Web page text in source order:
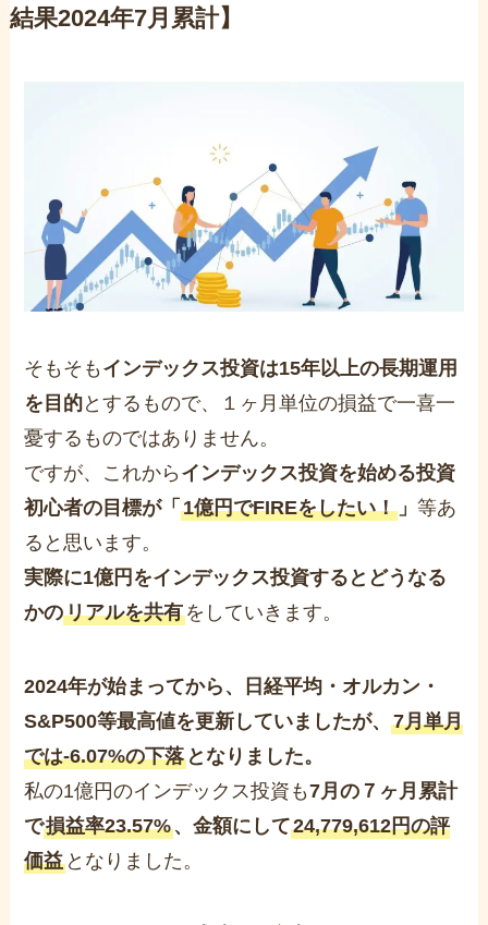
結果2024年7月累計】
そもそも インデックス投資は15年以上の長期運用
を目的とするもので、１ヶ月単位の損益で一喜一
憂するものではありません。
ですが、これから インデックス投資を始める投資
初心者の目標が「1億円でFIREをしたい！ 」等あ
ると思います。
実際に1億円をインデックス投資するとどうなる
かのリアルを共有をしていきます。
2024年が始まってから、日経平均・オルカン・
S&P500等最高値を更新していましたが、7月単月
では-6.07%の下落 となりました。
私の1億円のインデックス投資も7月の７ヶ月累計
で損益率23.57%、金額にして24,779,612円の評
価益 となりました。